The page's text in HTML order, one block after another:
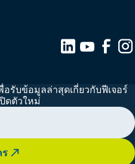
รับข้อมูลล่าสุดเกี่ยวกับฟีเจอร์
ดตัวใหม่